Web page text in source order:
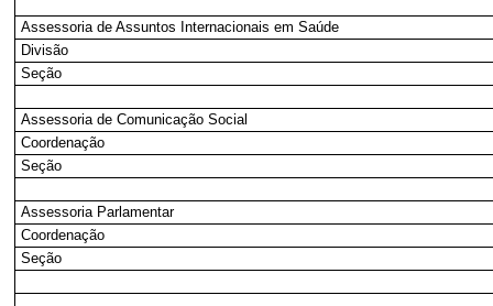
Assessoria de Assuntos Internacionais em Saúde
Divisão
Seção
Assessoria de Comunicação Social
Coordenação
Seção
Assessoria Parlamentar
Coordenação
Seção